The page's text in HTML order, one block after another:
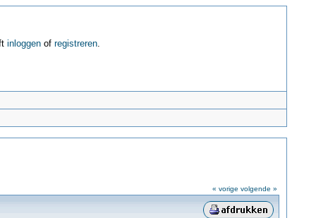
inloggenof registreren.
« vorige volgende »